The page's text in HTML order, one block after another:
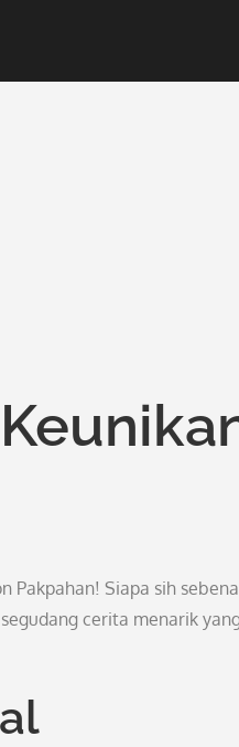
Pakpahan! Siapa sih
cerita menarik